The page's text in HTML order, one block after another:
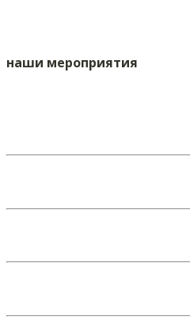
наши мероприятия